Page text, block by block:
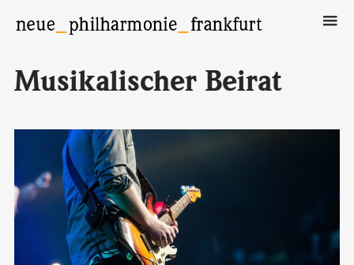
Neue Philharmonie Frankfurt
Das Klassik-Crossover-Orchester
Musikalischer Beirat